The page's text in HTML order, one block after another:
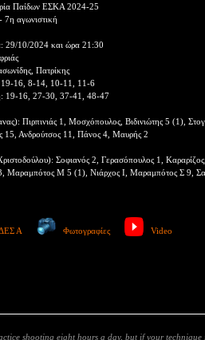
Παίδων ΕΣΚΑ 2024-25
7η αγωνιστική
29/10/2024 και ώρα 21:30
Πατρίκης
19-16, 8-14, 10-11, 11-6
19-16, 27-30, 37-41, 48-47
Πιρπινιάς 1, Μοσχόπουλος, Βιδινιώτης 5 (1),
15, Ανδρούτσος 11, Πάνος 4, Μαυρής 2
Σοφιανός 2, Γερασόπουλος 1,
Μαραμπότος Μ 5 (1), Νιάρχος Ι, Μαραμπότος Σ 9,
Α Φωτογραφίες Video
shooting eight hours a day, but if your